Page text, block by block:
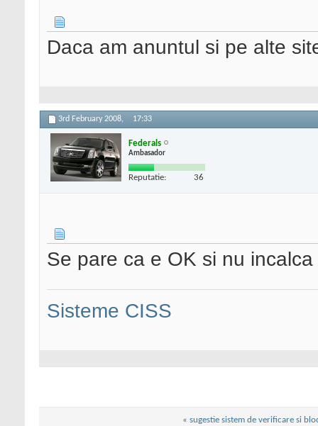
Daca am anuntul si pe alte
3rd February 2008, 17:33
Federals
Ambasador
Reputatie: 36
Se pare ca e OK si nu incalca
Sisteme CISS
« sugestie sistem de verificare si